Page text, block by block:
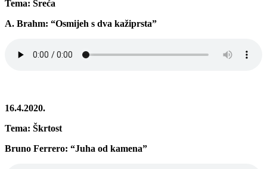
Tema: Sreća
A. Brahm: “Osmijeh s dva kažiprsta”
16.4.2020.
Tema: Škrtost
Bruno Ferrero: “Juha od kamena”